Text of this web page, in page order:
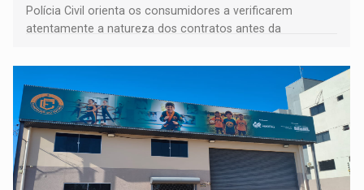
Polícia Civil orienta os consumidores a verificarem
atentamente a natureza dos contratos antes da